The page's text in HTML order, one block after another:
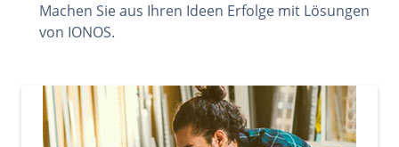
Machen Sie aus Ihren Ideen Erfolge mit Lösungen
von IONOS.